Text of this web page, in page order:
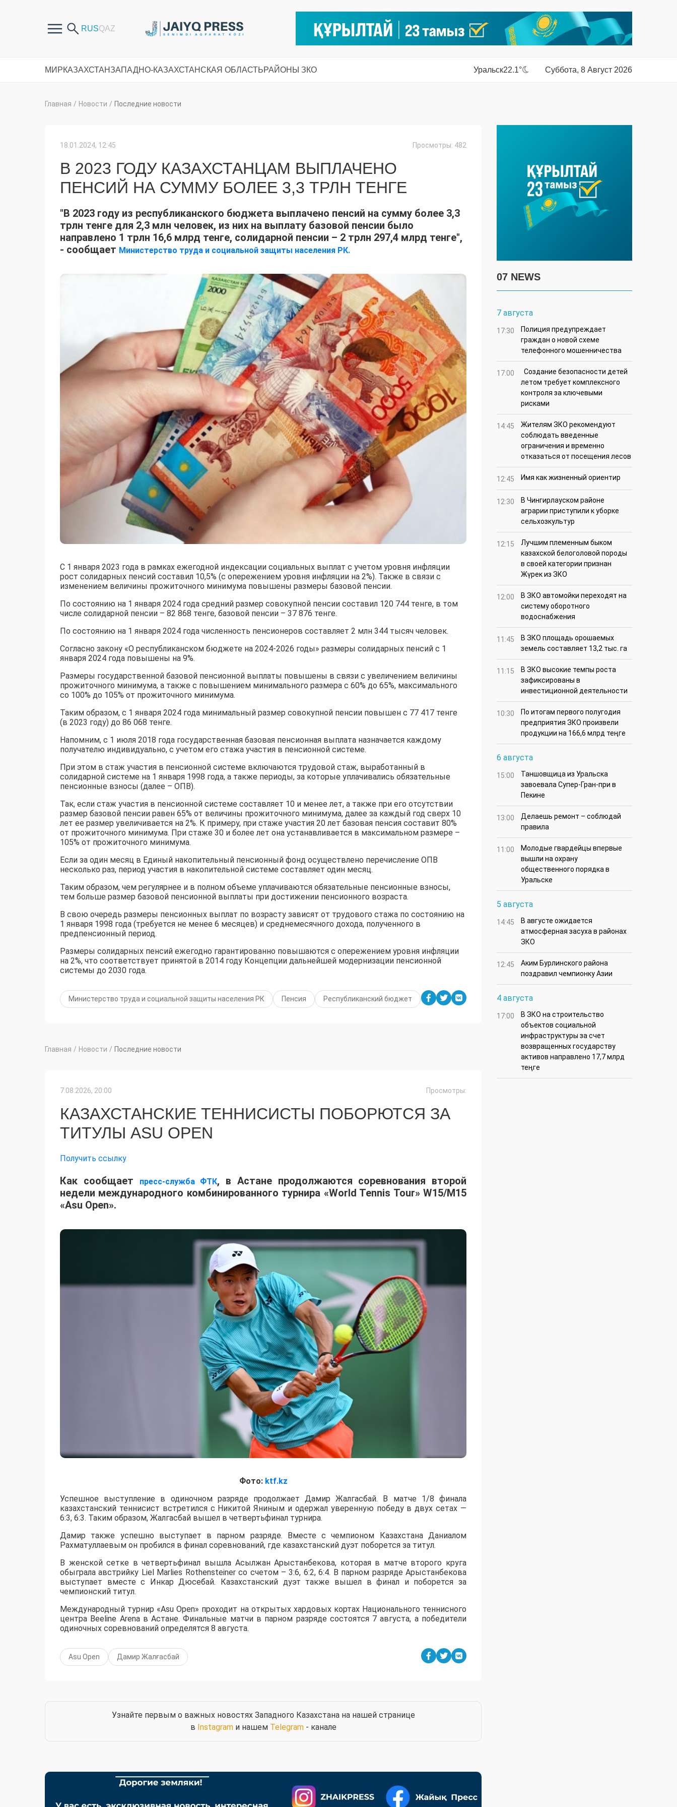
МИРКАЗАХСТАНЗАПАДНО-КАЗАХСТАНСКАЯ ОБЛАСТЬРАЙОНЫ ЗКО Уральск22.1° Суббота, 8 Август 2026
Главная / Новости / Последние новости
18.01.2024, 12:45 Просмотры: 482
В 2023 ГОДУ КАЗАХСТАНЦАМ ВЫПЛАЧЕНО
ПЕНСИЙ НА СУММУ БОЛЕЕ 3,3 ТРЛН ТЕНГЕ
"В 2023 году из республиканского бюджета выплачено пенсий на сумму более 3,3
трлн тенге для 2,3 млн человек, из них на выплату базовой пенсии было
направлено 1 трлн 16,6 млрд тенге, солидарной пенсии – 2 трлн 297,4 млрд тенге",
- сообщает Министерство труда и социальной защиты населения РК.
С 1 января 2023 года в рамках ежегодной индексации социальных выплат с учетом уровня инфляции
рост солидарных пенсий составил 10,5% (с опережением уровня инфляции на 2%). Также в связи с
изменением величины прожиточного минимума повышены размеры базовой пенсии.
По состоянию на 1 января 2024 года средний размер совокупной пенсии составил 120 744 тенге, в том
числе солидарной пенсии – 82 868 тенге, базовой пенсии – 37 876 тенге.
По состоянию на 1 января 2024 года численность пенсионеров составляет 2 млн 344 тысяч человек.
Согласно закону «О республиканском бюджете на 2024-2026 годы» размеры солидарных пенсий с 1
января 2024 года повышены на 9%.
Размеры государственной базовой пенсионной выплаты повышены в связи с увеличением величины
прожиточного минимума, а также с повышением минимального размера с 60% до 65%, максимального
со 100% до 105% от прожиточного минимума.
Таким образом, с 1 января 2024 года минимальный размер совокупной пенсии повышен с 77 417 тенге
(в 2023 году) до 86 068 тенге.
Напомним, с 1 июля 2018 года государственная базовая пенсионная выплата назначается каждому
получателю индивидуально, с учетом его стажа участия в пенсионной системе.
При этом в стаж участия в пенсионной системе включаются трудовой стаж, выработанный в
солидарной системе на 1 января 1998 года, а также периоды, за которые уплачивались обязательные
пенсионные взносы (далее – ОПВ).
Так, если стаж участия в пенсионной системе составляет 10 и менее лет, а также при его отсутствии
размер базовой пенсии равен 65% от величины прожиточного минимума, далее за каждый год сверх 10
лет ее размер увеличивается на 2%. К примеру, при стаже участия 20 лет базовая пенсия составит 80%
от прожиточного минимума. При стаже 30 и более лет она устанавливается в максимальном размере –
105% от прожиточного минимума.
Если за один месяц в Единый накопительный пенсионный фонд осуществлено перечисление ОПВ
несколько раз, период участия в накопительной системе составляет один месяц.
Таким образом, чем регулярнее и в полном объеме уплачиваются обязательные пенсионные взносы,
тем больше размер базовой пенсионной выплаты при достижении пенсионного возраста.
В свою очередь размеры пенсионных выплат по возрасту зависят от трудового стажа по состоянию на
1 января 1998 года (требуется не менее 6 месяцев) и среднемесячного дохода, полученного в
предпенсионный период.
Размеры солидарных пенсий ежегодно гарантированно повышаются с опережением уровня инфляции
на 2%, что соответствует принятой в 2014 году Концепции дальнейшей модернизации пенсионной
системы до 2030 года.
Министерство труда и социальной защиты населения РК Пенсия Республиканский бюджет
Главная / Новости / Последние новости
7.08.2026, 20:00 Просмотры:
КАЗАХСТАНСКИЕ ТЕННИСИСТЫ ПОБОРЮТСЯ ЗА
ТИТУЛЫ ASU OPEN
Получить ссылку
Как сообщает пресс-служба ФТК, в Астане продолжаются соревнования второй
недели международного комбинированного турнира «World Tennis Tour» W15/M15
«Asu Open».
Фото: ktf.kz
Успешное выступление в одиночном разряде продолжает Дамир Жалгасбай. В матче 1/8 финала
казахстанский теннисист встретился с Никитой Яниным и одержал уверенную победу в двух сетах —
6:3, 6:3. Таким образом, Жалгасбай вышел в четвертьфинал турнира.
Дамир также успешно выступает в парном разряде. Вместе с чемпионом Казахстана Даниалом
Рахматуллаевым он пробился в финал соревнований, где казахстанский дуэт поборется за титул.
В женской сетке в четвертьфинал вышла Асылжан Арыстанбекова, которая в матче второго круга
обыграла австрийку Liel Marlies Rothensteiner со счетом – 3:6, 6:2, 6:4. В парном разряде Арыстанбекова
выступает вместе с Инкар Дюсебай. Казахстанский дуэт также вышел в финал и поборется за
чемпионский титул.
Международный турнир «Asu Open» проходит на открытых хардовых кортах Национального теннисного
центра Beeline Arena в Астане. Финальные матчи в парном разряде состоятся 7 августа, а победители
одиночных соревнований определятся 8 августа.
Asu Open Дамир Жалғасбай
Узнайте первым о важных новостях Западного Казахстана на нашей странице
в Instagramи нашем Telegram- канале
07 NEWS
7 августа
17:30
Полиция предупреждает
граждан о новой схеме
телефонного мошенничества
17:00
Создание безопасности детей
летом требует комплексного
контроля за ключевыми
рисками
14:45
Жителям ЗКО рекомендуют
соблюдать введенные
ограничения и временно
отказаться от посещения лесов
12:45 Имя как жизненный ориентир
12:30
В Чингирлауском районе
аграрии приступили к уборке
сельхозкультур
12:15
Лучшим племенным быком
казахской белоголовой породы
в своей категории признан
Жүрек из ЗКО
12:00
В ЗКО автомойки переходят на
систему оборотного
водоснабжения
11:45
В ЗКО площадь орошаемых
земель составляет 13,2 тыс. га
11:15
В ЗКО высокие темпы роста
зафиксированы в
инвестиционной деятельности
10:30
По итогам первого полугодия
предприятия ЗКО произвели
продукции на 166,6 млрд теңге
6 августа
15:00
Таншовщица из Уральска
завоевала Супер-Гран-при в
Пекине
13:00
Делаешь ремонт – соблюдай
правила
11:00
Молодые гвардейцы впервые
вышли на охрану
общественного порядка в
Уральске
5 августа
14:45
В августе ожидается
атмосферная засуха в районах
ЗКО
12:45
Аким Бурлинского района
поздравил чемпионку Азии
4 августа
17:00
В ЗКО на строительство
объектов социальной
инфраструктуры за счет
возвращенных государству
активов направлено 17,7 млрд
теңге